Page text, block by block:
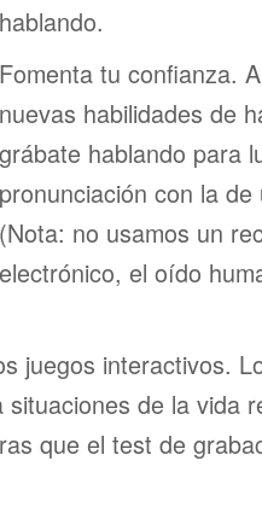
hablando.
Fomenta tu confianza.
nuevas habilidades de
grábate hablando para
pronunciación con la
(Nota: no usamos un
electrónico, el oído
juegos interactivos.
de la vida
que el test de